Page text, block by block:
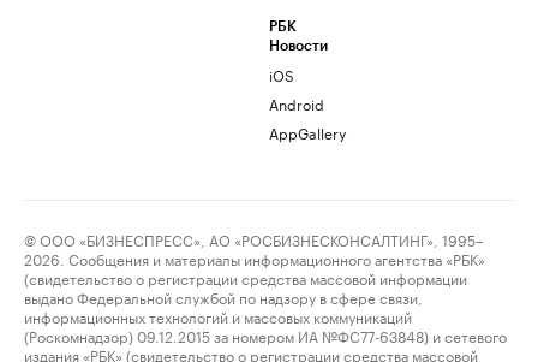
РБК
Новости
iOS
Android
AppGallery
© ООО «БИЗНЕСПРЕСС», АО «РОСБИЗНЕСКОНСАЛТИНГ», 1995–
2026. Сообщения и материалы информационного агентства «РБК»
(свидетельство о регистрации средства массовой информации
выдано Федеральной службой по надзору в сфере связи,
информационных технологий и массовых коммуникаций
(Роскомнадзор) 09.12.2015 за номером ИА №ФС77-63848) и сетевого
издания «РБК» (свидетельство о регистрации средства массовой